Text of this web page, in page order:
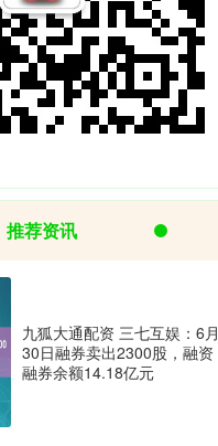
推荐资讯
九狐大通配资 三七互娱：6月
30日融券卖出2300股，融资
融券余额14.18亿元